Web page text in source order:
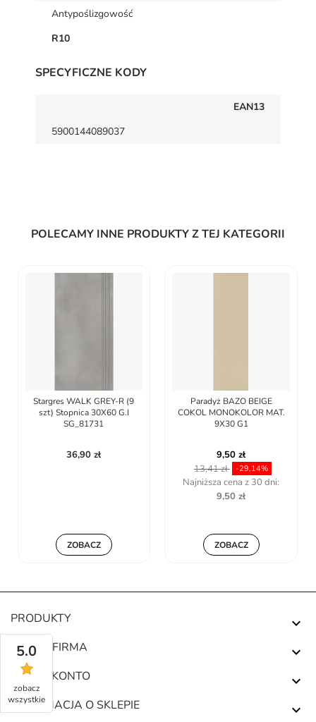
Antypoślizgowość
R10
SPECYFICZNE KODY
EAN13
5900144089037
POLECAMY INNE PRODUKTY Z TEJ KATEGORII
Stargres WALK GREY-R (9
szt) Stopnica 30X60 G.I
SG_81731
36,90 zł
ZOBACZ
Paradyż BAZO BEIGE
COKOL MONOKOLOR MAT.
9X30 G1
9,50 zł
13,41 zł
-29,14%
Najniższa cena z 30 dni:
9,50 zł
ZOBACZ
PRODUKTY 
NASZA FIRMA 
TWOJE KONTO 
INFORMACJA O SKLEPIE 
5.0
zobacz
wszystkie